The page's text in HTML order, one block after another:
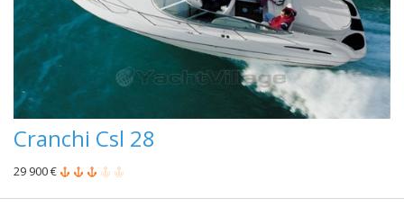
Cranchi Csl 28
29 900 €